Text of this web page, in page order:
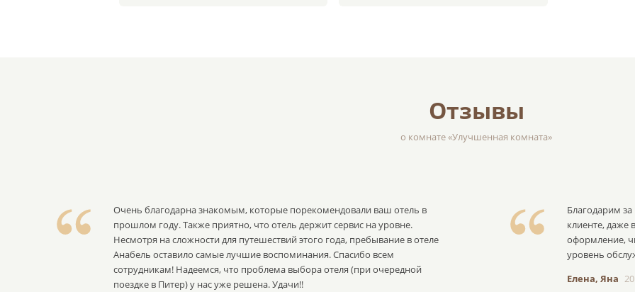
Отзывы
о комнате «Улучшенная комната»
Очень благодарна знакомым, которые порекомендовали ваш отель в
прошлом году. Также приятно, что отель держит сервис на уровне.
Несмотря на сложности для путешествий этого года, пребывание в отеле
Анабель оставило самые лучшие воспоминания. Спасибо всем
сотрудникам! Надеемся, что проблема выбора отеля (при очередной
поездке в Питер) у нас уже решена. Удачи!!
Благодарим
клиенте, даже
оформление,
уровень
Елена, Яна